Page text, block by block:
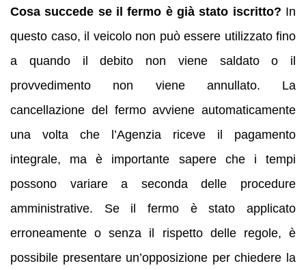
Cosa succede se il fermo è già stato iscritto? In
questo caso, il veicolo non può essere utilizzato fino
a quando il debito non viene saldato o il
provvedimento non viene annullato. La
cancellazione del fermo avviene automaticamente
una volta che l’Agenzia riceve il pagamento
integrale, ma è importante sapere che i tempi
possono variare a seconda delle procedure
amministrative. Se il fermo è stato applicato
erroneamente o senza il rispetto delle regole, è
possibile presentare un’opposizione per chiedere la